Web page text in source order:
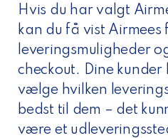
Hvis du har valgt
kan du få vist Airmees
leveringsmuligheder
checkout. Dine
vælge hvilken
bedst til dem – det
være et